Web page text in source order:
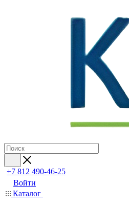
+7 812 490-46-25
Войти
Каталог